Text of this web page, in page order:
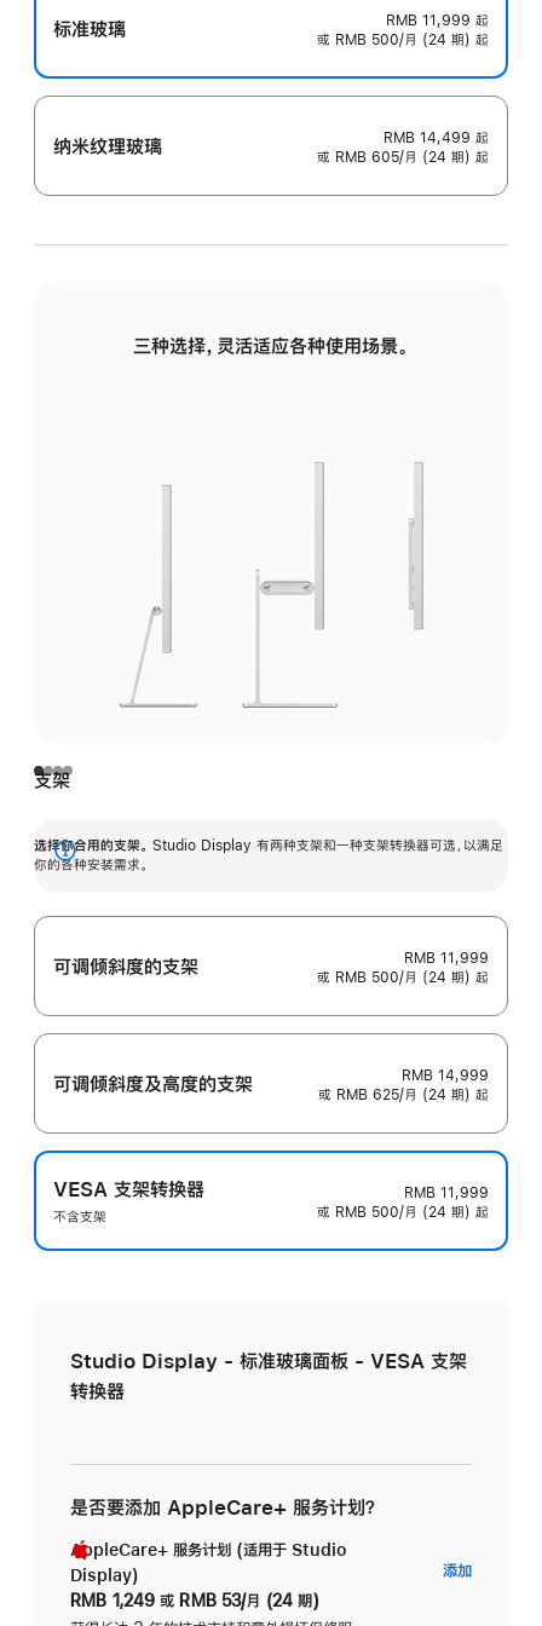
标准玻璃 RMB 11,999 起
或 RMB 500/月 (24 期) 起
纳米纹理玻璃 RMB 14,499 起
或 RMB 605/月 (24 期) 起
三种选择，灵活适应各种使用场景。
支架
选择你合用的支架。 Studio Display 有两种支架和一种支架转换器可选，以满足
你的各种安装需求。
展
可调倾斜度的支架
RMB 11,999
或 RMB 500/月 (24 期) 起
可调倾斜度及高‍度的支‍架
RMB 14,999
或 RMB 625/月 (24 期) 起
VESA 支架转换器
不含支架
RMB 11,999
或 RMB 500/月 (24 期) 起
Studio Display - 标准玻璃面板 - VESA 支架
转换器
是否要添加 AppleCare+ 服务计划？
AppleCare+ 服务计划 (适用于 Studio
Display)
RMB 1,249 或 RMB 53/月 (24 期)
添加